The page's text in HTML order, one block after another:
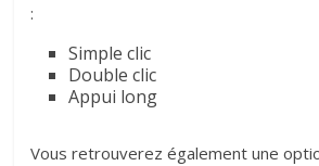
:
Simple clic
Double clic
Appui long
Vous retrouverez également une